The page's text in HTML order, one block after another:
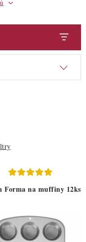
Forma na muffiny 12ks